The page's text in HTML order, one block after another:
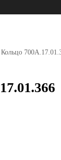
Кольцо